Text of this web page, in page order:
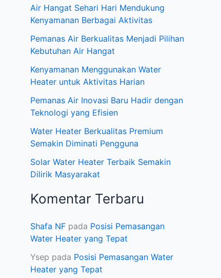
Air Hangat Sehari Hari Mendukung
Kenyamanan Berbagai Aktivitas
Pemanas Air Berkualitas Menjadi Pilihan
Kebutuhan Air Hangat
Kenyamanan Menggunakan Water
Heater untuk Aktivitas Harian
Pemanas Air Inovasi Baru Hadir dengan
Teknologi yang Efisien
Water Heater Berkualitas Premium
Semakin Diminati Pengguna
Solar Water Heater Terbaik Semakin
Dilirik Masyarakat
Komentar Terbaru
Shafa NF pada Posisi Pemasangan
Water Heater yang Tepat
Ysep pada Posisi Pemasangan Water
Heater yang Tepat